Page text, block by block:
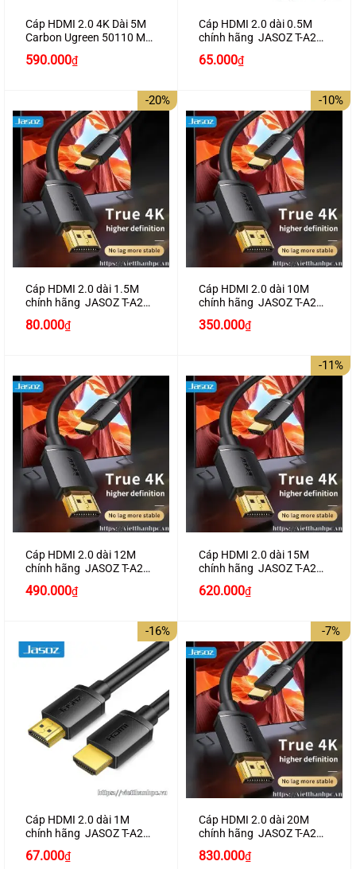
Cáp HDMI 2.0 4K Dài 5M
Carbon Ugreen 50110 Mạ
Cao Cấp (60Hz)
590.000₫
Cáp HDMI 2.0 dài 0.5M
chính hãng JASOZ T-A278
65.000₫
-20%
Cáp HDMI 2.0 dài 1.5M
chính hãng JASOZ T-A280
hỗ trợ 4K2K
Giá
80.000₫Giá
hiện
80.000₫.
-10%
Cáp HDMI 2.0 dài 10M
chính hãng JASOZ T-A285
hỗ trợ 4K2K
Giá
350.000₫Giá
hiện
350.000₫.
Cáp HDMI 2.0 dài 12M
chính hãng JASOZ T-A286
490.000₫
-11%
Cáp HDMI 2.0 dài 15M
chính hãng JASOZ T-A287
Giá
620.000₫Giá
hiện
620.000₫.
-16%
Cáp HDMI 2.0 dài 1M
chính hãng JASOZ T-A279
hỗ trợ 4K2K
Giá
67.000₫Giá
-7%
Cáp HDMI 2.0 dài 20M
chính hãng JASOZ T-A288
hỗ trợ 4K2K
Giá
830.000₫Giá